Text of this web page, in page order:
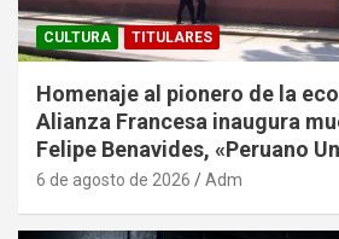
CULTURA TITULARES
Homenaje al pionero de la
Alianza Francesa inaugura
Felipe Benavides, «Peruano
6 de agosto de 2026 Adm